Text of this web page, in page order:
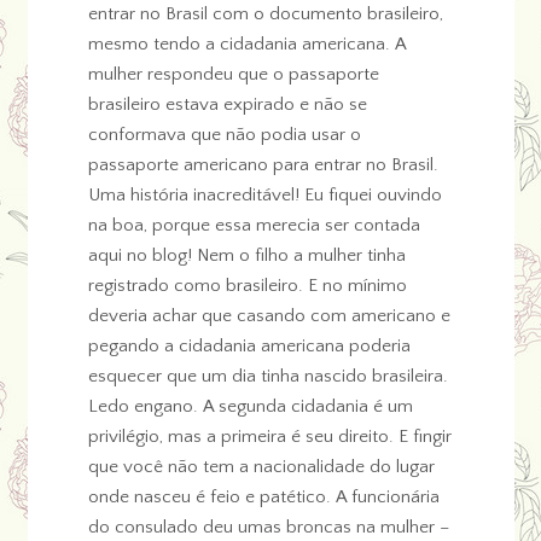
entrar no Brasil com o documento brasileiro,
mesmo tendo a cidadania americana. A
mulher respondeu que o passaporte
brasileiro estava expirado e não se
conformava que não podia usar o
passaporte americano para entrar no Brasil.
Uma história inacreditável! Eu fiquei ouvindo
na boa, porque essa merecia ser contada
aqui no blog! Nem o filho a mulher tinha
registrado como brasileiro. E no mínimo
deveria achar que casando com americano e
pegando a cidadania americana poderia
esquecer que um dia tinha nascido brasileira.
Ledo engano. A segunda cidadania é um
privilégio, mas a primeira é seu direito. E fingir
que você não tem a nacionalidade do lugar
onde nasceu é feio e patético. A funcionária
do consulado deu umas broncas na mulher –